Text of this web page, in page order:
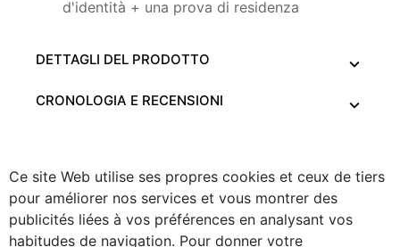
d'identità + una prova di residenza
DETTAGLI DEL PRODOTTO
CRONOLOGIA E RECENSIONI
Ce site Web utilise ses propres cookies et ceux de tiers
pour améliorer nos services et vous montrer des
publicités liées à vos préférences en analysant vos
habitudes de navigation. Pour donner votre